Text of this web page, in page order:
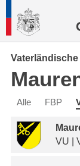
Alle FBP
VU |